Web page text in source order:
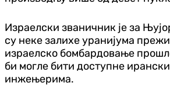
Израелски званичник је за
су неке залихе уранијума
израелско бомбардовање
би могле бити доступне
инжењерима.